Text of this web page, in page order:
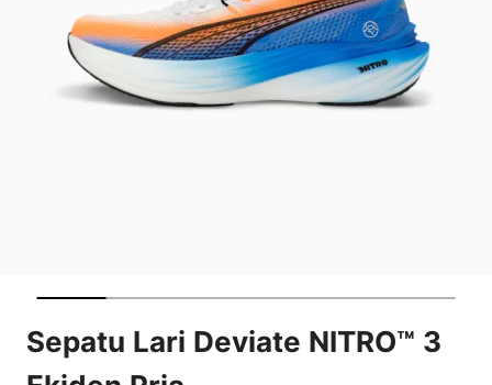
Sepatu Lari Deviate NITRO™ 3